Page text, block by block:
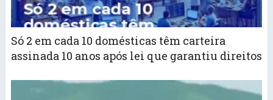
Só 2 em cada 10 domésticas têm carteira
assinada 10 anos após lei que garantiu direitos